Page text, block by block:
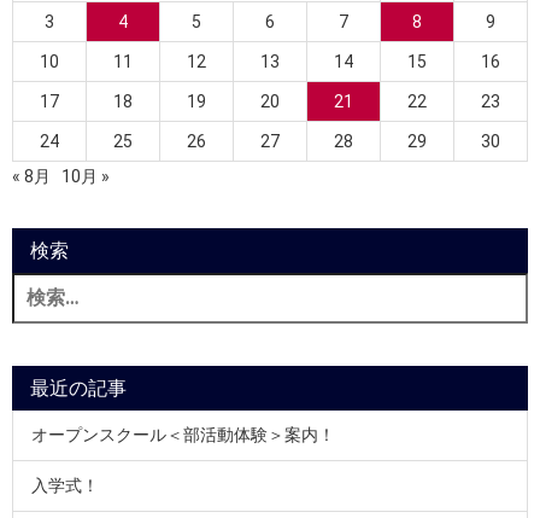
3 4 5 6 7 8 9
10 11 12 13 14 15 16
17 18 19 20 21 22 23
24 25 26 27 28 29
30
« 8月
10月 »
検索
最近の記事
オープンスクール＜部活動体験＞案内！
入学式！